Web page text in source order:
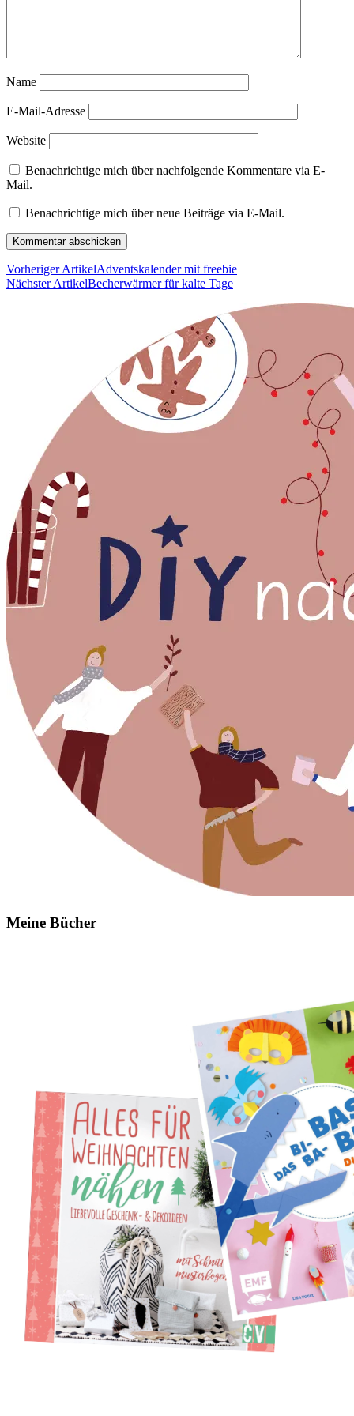
Name
E-Mail-Adresse
Website
Benachrichtige mich über nachfolgende Kommentare via E-
Mail.
Benachrichtige mich über neue Beiträge via E-Mail.
Vorheriger ArtikelAdventskalender mit freebie
Nächster ArtikelBecherwärmer für kalte Tage
Meine Bücher